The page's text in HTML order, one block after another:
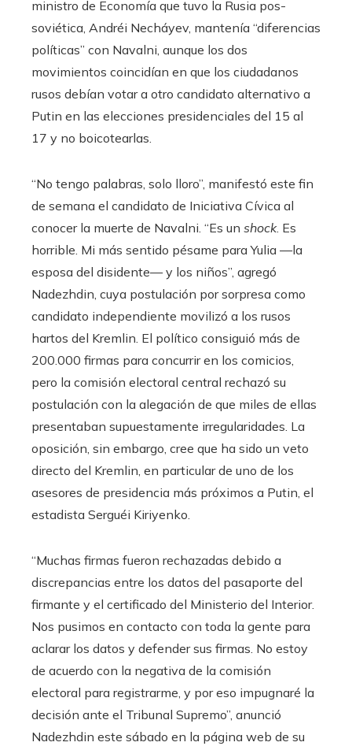
ministro de Economía que tuvo la Rusia pos-
soviética, Andréi Necháyev, mantenía “diferencias
políticas” con Navalni, aunque los dos
movimientos coincidían en que los ciudadanos
rusos debían votar a otro candidato alternativo a
Putin en las elecciones presidenciales del 15 al
17 y no boicotearlas.
“No tengo palabras, solo lloro”, manifestó este fin
de semana el candidato de Iniciativa Cívica al
conocer la muerte de Navalni. “Es un shock. Es
horrible. Mi más sentido pésame para Yulia —la
esposa del disidente— y los niños”, agregó
Nadezhdin, cuya postulación por sorpresa como
candidato independiente movilizó a los rusos
hartos del Kremlin. El político consiguió más de
200.000 firmas para concurrir en los comicios,
pero la comisión electoral central rechazó su
postulación con la alegación de que miles de ellas
presentaban supuestamente irregularidades. La
oposición, sin embargo, cree que ha sido un veto
directo del Kremlin, en particular de uno de los
asesores de presidencia más próximos a Putin, el
estadista Serguéi Kiriyenko.
“Muchas firmas fueron rechazadas debido a
discrepancias entre los datos del pasaporte del
firmante y el certificado del Ministerio del Interior.
Nos pusimos en contacto con toda la gente para
aclarar los datos y defender sus firmas. No estoy
de acuerdo con la negativa de la comisión
electoral para registrarme, y por eso impugnaré la
decisión ante el Tribunal Supremo”, anunció
Nadezhdin este sábado en la página web de su